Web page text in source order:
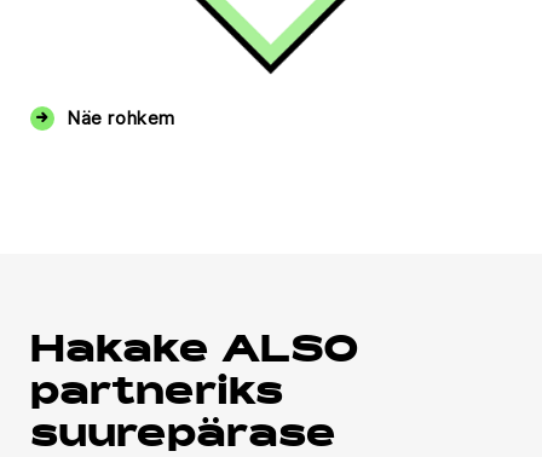
Näe rohkem
Hakake ALSO
partneriks
suurepärase